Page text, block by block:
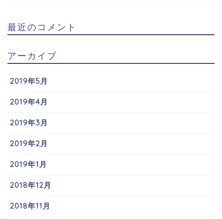
最近のコメント
アーカイブ
2019年5月
2019年4月
2019年3月
2019年2月
2019年1月
2018年12月
2018年11月